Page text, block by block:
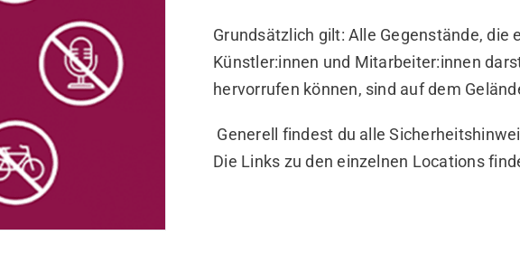
Grundsätzlich gilt: Alle Gegenstände, die
Künstler:innen und Mitarbeiter:innen
hervorrufen können, sind auf dem
Generell findest du alle
Die Links zu den einzelnen Locations